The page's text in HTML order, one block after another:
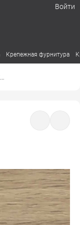
Войти
Крепежная фурнитура